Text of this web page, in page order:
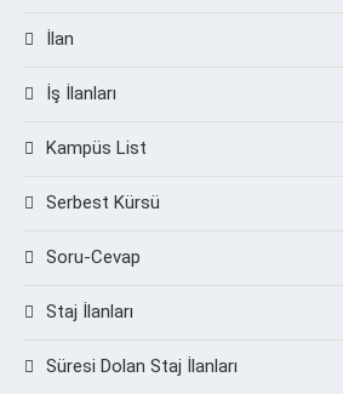
İlan
İş İlanları
Kampüs List
Serbest Kürsü
Soru-Cevap
Staj İlanları
Süresi Dolan Staj İlanları